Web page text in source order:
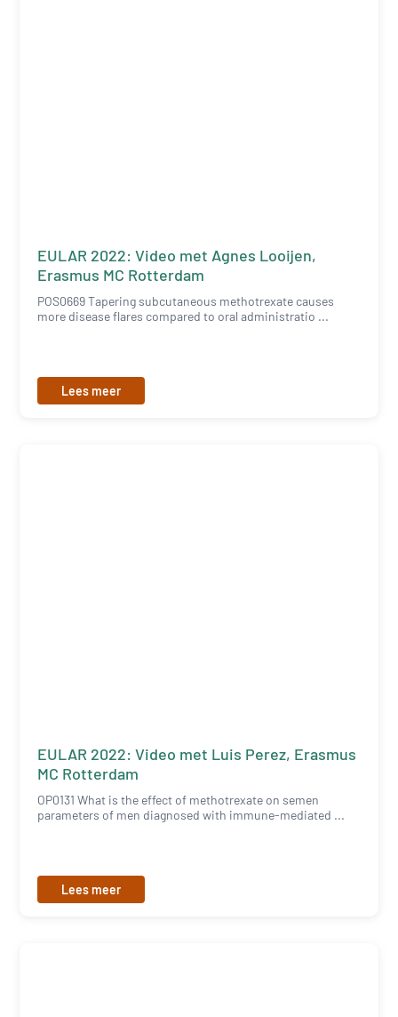
EULAR 2022: Video met Agnes Looijen,
Erasmus MC Rotterdam
POS0669 Tapering subcutaneous methotrexate causes
more disease flares compared to oral administratio ...
Lees meer
EULAR 2022: Video met Luis Perez, Erasmus
MC Rotterdam
OP0131 What is the effect of methotrexate on semen
parameters of men diagnosed with immune-mediated ...
Lees meer